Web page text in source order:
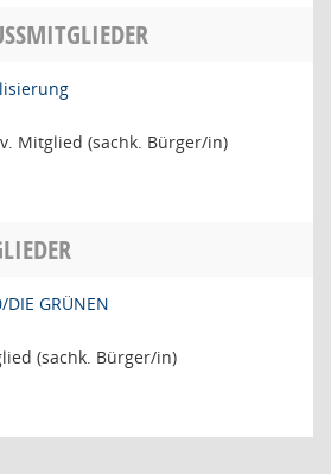
Mitglied (sachk. Bürger/in)
GRÜNEN
(sachk. Bürger/in)